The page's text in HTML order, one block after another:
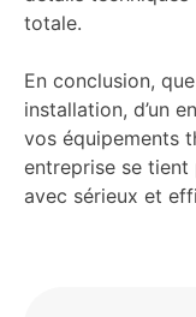
totale.
En conclusion,
installation, d’un
vos équipements
entreprise se tient
avec sérieux et